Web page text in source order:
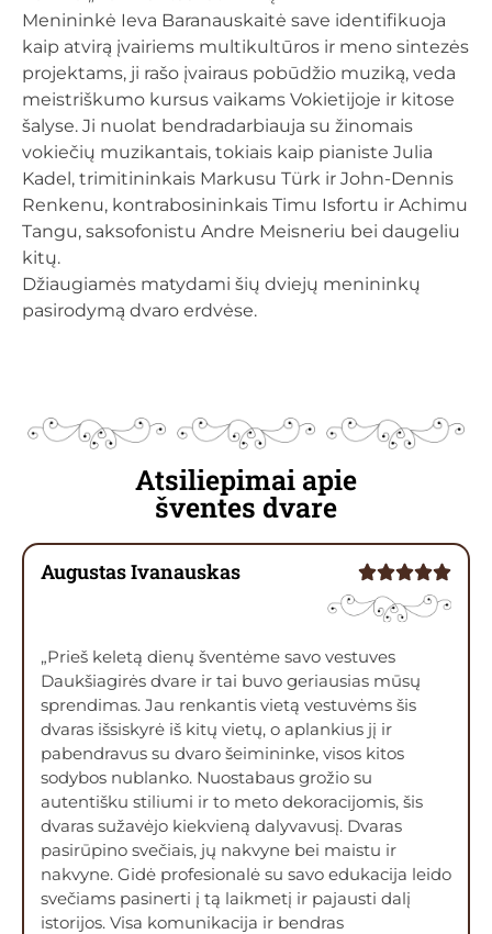
Menininkė Ieva Baranauskaitė save identifikuoja
kaip atvirą įvairiems multikultūros ir meno sintezės
projektams, ji rašo įvairaus pobūdžio muziką, veda
meistriškumo kursus vaikams Vokietijoje ir kitose
šalyse. Ji nuolat bendradarbiauja su žinomais
vokiečių muzikantais, tokiais kaip pianiste Julia
Kadel, trimitininkais Markusu Türk ir John-Dennis
Renkenu, kontrabosininkais Timu Isfortu ir Achimu
Tangu, saksofonistu Andre Meisneriu bei daugeliu
kitų.
Džiaugiamės matydami šių dviejų menininkų
pasirodymą dvaro erdvėse.
Atsiliepimai apie
šventes dvare
Augustas Ivanauskas
„Prieš keletą dienų šventėme savo vestuves
Daukšiagirės dvare ir tai buvo geriausias mūsų
sprendimas. Jau renkantis vietą vestuvėms šis
dvaras išsiskyrė iš kitų vietų, o aplankius jį ir
pabendravus su dvaro šeimininke, visos kitos
sodybos nublanko. Nuostabaus grožio su
autentišku stiliumi ir to meto dekoracijomis, šis
dvaras sužavėjo kiekvieną dalyvavusį. Dvaras
pasirūpino svečiais, jų nakvyne bei maistu ir
nakvyne. Gidė profesionalė su savo edukacija leido
svečiams pasinerti į tą laikmetį ir pajausti dalį
istorijos. Visa komunikacija ir bendras